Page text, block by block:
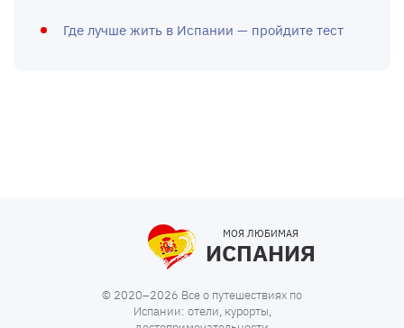
Где лучше жить в Испании — пройдите тест
МОЯ ЛЮБИМАЯ
ИСПАНИЯ
© 2020–2026 Все о путешествиях по
Испании: отели, курорты,